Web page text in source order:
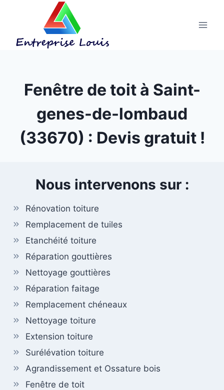
Fenêtre de toit à Saint-
genes-de-lombaud
(33670) : Devis gratuit !
Nous intervenons sur :
Rénovation toiture
Remplacement de tuiles
Etanchéité toiture
Réparation gouttières
Nettoyage gouttières
Réparation faitage
Remplacement chéneaux
Nettoyage toiture
Extension toiture
Surélévation toiture
Agrandissement et Ossature bois
Fenêtre de toit